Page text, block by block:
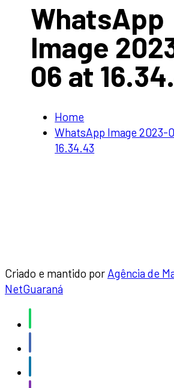
WhatsApp
Image
06 at
Home
WhatsApp Image 2023-
16.34.43
Criado e mantido por Agência de
NetGuaraná